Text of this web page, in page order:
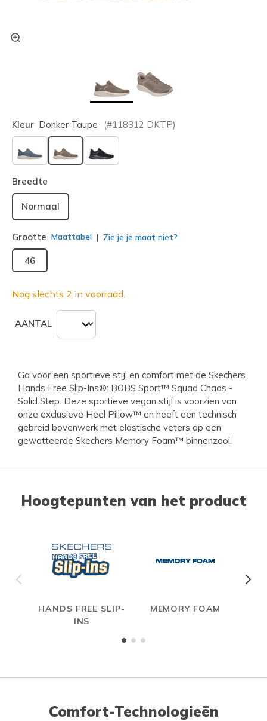
Kleur Donker Taupe (#118312 DKTP)
geselecteerd
Breedte
Normaal
Grootte Maattabel Zie je je maat niet?
46
Nog slechts 2 in voorraad.
AANTAL
Ga voor een sportieve stijl en comfort met de Skechers
Hands Free Slip-Ins®: BOBS Sport™ Squad Chaos -
Solid Step. Deze sportieve vegan stijl is voorzien van
onze exclusieve Heel Pillow™ en heeft een technisch
gebreid bovenwerk met elastische veters op een
gewatteerde Skechers Memory Foam™ binnenzool.
Hoogtepunten van het product
HANDS FREE SLIP-
INS
MEMORY FOAM
Comfort-Technologieën